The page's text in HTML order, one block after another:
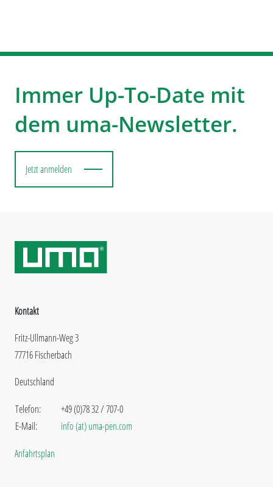
Immer Up-To-Date mit
dem uma-Newsletter.
Jetzt anmelden
Kontakt
Fritz-Ullmann-Weg 3
77716 Fischerbach
Deutschland
Telefon:
E-Mail:
+49 (0)78 32 / 707-0
info (at) uma-pen.com
Anfahrtsplan